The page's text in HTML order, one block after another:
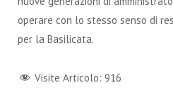
operare con lo stesso senso di
per la Basilicata.
Visite Articolo: 916